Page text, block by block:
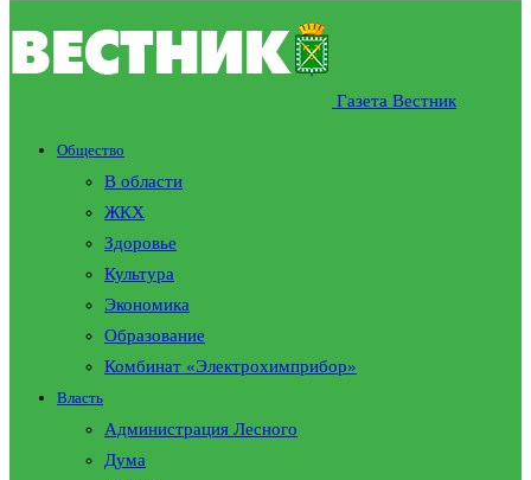
Газета Вестник
Общество
В области
ЖКХ
Здоровье
Культура
Экономика
Образование
Комбинат «Электрохимприбор»
Власть
Администрация Лесного
Дума